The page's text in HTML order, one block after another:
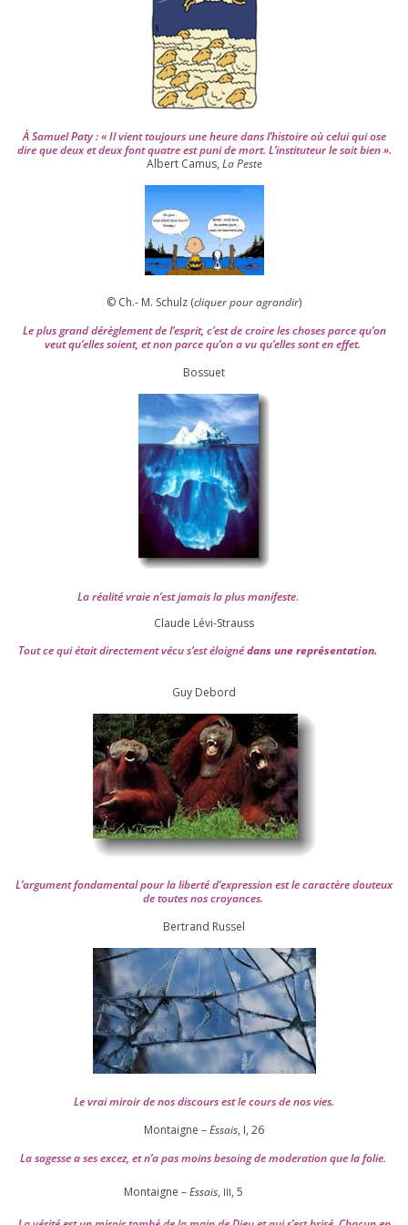
À Samuel Paty : « Il vient tou­jours une heure dans l’his­toire où celui qui ose
dire que deux et deux font quatre est puni de mort. L’instituteur le sait bien ».
Albert Camus, La Peste
© Ch.- M. Schulz (cli­quer pour agran­dir)
Le plus grand dérè­gle­ment de l’es­prit, c’est de croire les choses parce qu’on
veut qu’elles soient, et non parce qu’on a vu qu’elles sont en effet.
Bossuet
La réa­lité vraie n’est jamais la plus mani­feste.
Claude Lévi-Strauss
Tout ce qui était direc­te­ment vécu s’est éloi­gnédans une repré­sen­ta­tion.
Guy Debord
L’argument fon­da­men­tal pour la liber­té d’expression est le carac­tère dou­teux
de toutes nos croyances.
Ber­trand Russel
Le vrai miroir de nos dis­cours est le cours de nos vies.
Montaigne –Essais, I, 26
La sagesse a ses excez, et n’a pas moins besoing de mode­ra­tion que la folie.
Montaigne –Essais, III, 5